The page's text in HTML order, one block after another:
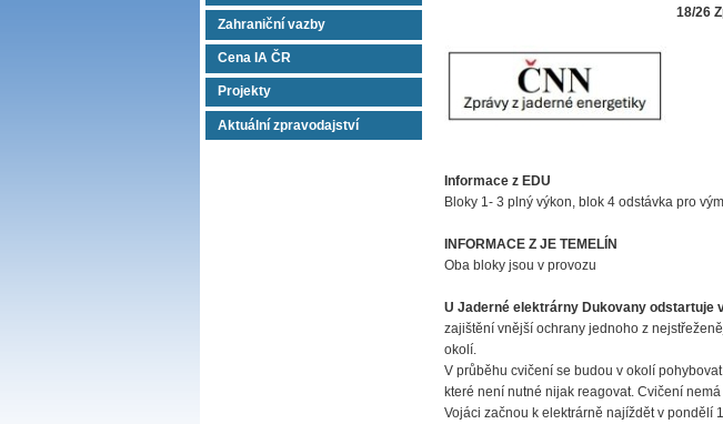
Zahraniční vazby
Cena IA ČR
Projekty
Aktuální zpravodajství
18/26
Informace z EDU
Bloky 1- 3 plný výkon, blok 4 odstávka pro
INFORMACE Z JE TEMELÍN
Oba bloky jsou v provozu
U Jaderné elektrárny Dukovany odstartuje
zajištění vnější ochrany jednoho z
okolí.
V průběhu cvičení se budou v okolí
které není nutné nijak reagovat. Cvičení
Vojáci začnou k elektrárně najíždět v pondělí